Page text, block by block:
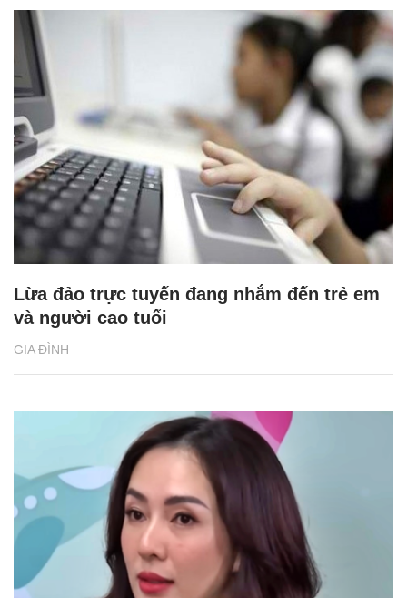
GIA ĐÌNH
Lừa đảo trực tuyến đang nhắm đến trẻ em
và người cao tuổi